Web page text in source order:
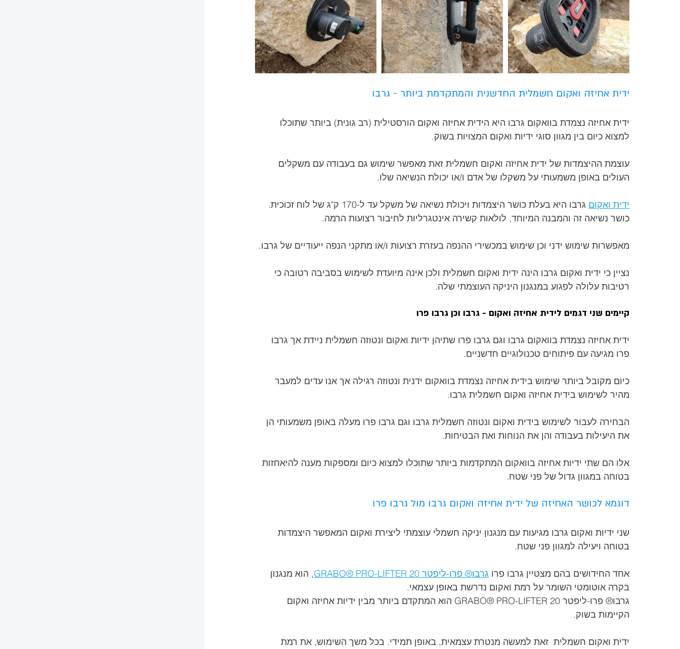
ידית אחיזה ואקום חשמלית החדשנית והמתקדמת ביותר - גרבו
ידית אחיזה נצמדת בוואקום גרבו היא הידית אחיזה ואקום הורסטילית (רב גונית) ביותר שתוכלו
למצוא כיום בין מגוון סוגי ידיות ואקום המצויות בשוק.
עוצמת ההיצמדות של ידית אחיזה ואקום חשמלית זאת מאפשר שימוש גם בעבודה עם משקלים
העולים באופן משמעותי על משקלו של אדם ו/או יכולת הנשיאה שלו.
ידית ואקום גרבו היא בעלת כושר היצמדות ויכולת נשיאה של משקל עד ל-170 ק"ג של לוח זכוכית.
כושר נשיאה זה והמבנה המיוחד, לולאות קשירה אינטגרליות לחיבור רצועות הרמה.
מאפשרות שימוש ידני וכן שימוש במכשירי ההנפה בעזרת רצועות ו/או מתקני הנפה ייעודיים של גרבו.
נציין כי ידית ואקום גרבו הינה ידית ואקום חשמלית ולכן אינה מיועדת לשימוש בסביבה רטובה כי
רטיבות עלולה לפגוע במנגנון היניקה העוצמתי שלה.
קיימים שני דגמים לידית אחיזה ואקום - גרבו וכן גרבו פרו
ידית אחיזה נצמדת בוואקום גרבו וגם גרבו פרו שתיהן ידיות ואקום ונטוזה חשמלית ניידת אך גרבו
פרו מגיעה עם פיתוחים טכנולוגיים חדשניים.
כיום מקובל ביותר שימוש בידית אחיזה נצמדת בוואקום ידנית ונטוזה רגילה אך אנו עדים למעבר
מהיר לשימוש בידית אחיזה ואקום חשמלית גרבו.
הבחירה לעבור לשימוש בידית ואקום ונטוזה חשמלית גרבו וגם גרבו פרו מעלה באופן משמעותי הן
את היעילות בעבודה והן את הנוחות ואת הבטיחות.
אלו הם שתי ידיות אחיזה בוואקום המתקדמות ביותר שתוכלו למצוא כיום ומספקות מענה להיאחזות
בטוחה במגוון גדול של פני שטח.
דוגמא לכושר האחיזה של ידית אחיזה ואקום גרבו מול גרבו פרו
שני ידיות ואקום גרבו מגיעות עם מנגנון יניקה חשמלי עוצמתי ליצירת ואקום המאפשר היצמדות
בטוחה ויעילה למגוון פני שטח.
אחד החידושים בהם מצטיין גרבו פרו גרבו® פרו-ליפטר GRABO® PRO-LIFTER 20
, הוא מנגנון
בקרה אוטומטי השומר על רמת ואקום נדרשת באופן עצמאי.
גרבו® פרו-ליפטר GRABO® PRO-LIFTER 20 הוא המתקדם ביותר מבין ידיות אחיזה ואקום
הקיימות בשוק.
ידית ואקום חשמלית  זאת למעשה מנטרת עצמאית, באופן תמידי. בכל משך השימוש, את רמת